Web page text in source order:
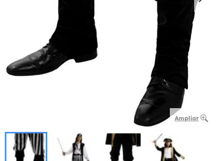
Ampliar